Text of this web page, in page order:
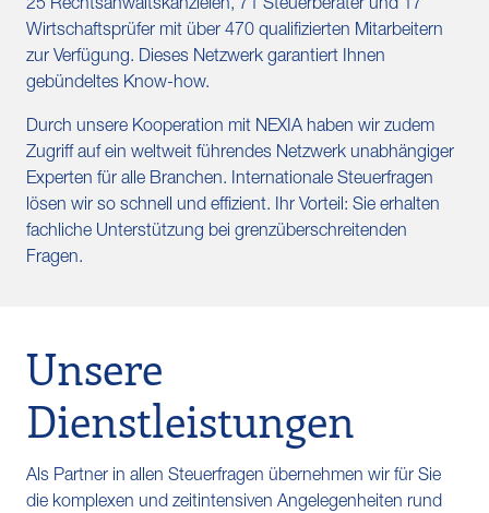
25 Rechtsanwaltskanzleien, 71 Steuerberater und 17
Wirtschaftsprüfer mit über 470 qualifizierten Mitarbeitern
zur Verfügung. Dieses Netzwerk garantiert Ihnen
gebündeltes Know-how.
Durch unsere Kooperation mit NEXIA haben wir zudem
Zugriff auf ein weltweit führendes Netzwerk unabhängiger
Experten für alle Branchen. Internationale Steuerfragen
lösen wir so schnell und effizient. Ihr Vorteil: Sie erhalten
fachliche Unterstützung bei grenzüberschreitenden
Fragen.
Unsere
Dienstleistungen
Als Partner in allen Steuerfragen übernehmen wir für Sie
die komplexen und zeitintensiven Angelegenheiten rund